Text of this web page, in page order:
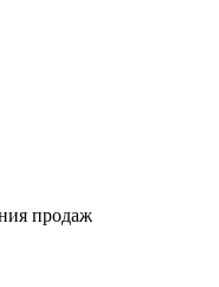
продаж